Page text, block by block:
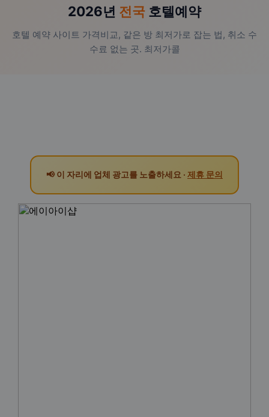
2026년 전국 호텔예약
호텔 예약 사이트 가격비교, 같은 방 최저가로 잡는 법, 취소 수
수료 없는 곳. 최저가콜
📢 이 자리에 업체 광고를 노출하세요 · 제휴 문의